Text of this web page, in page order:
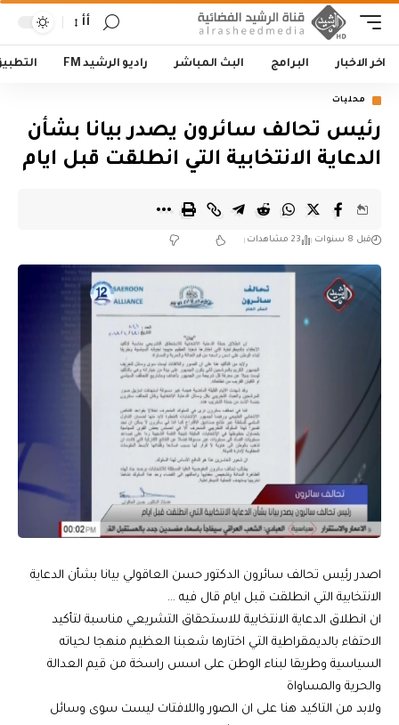
أأ
اخر الاخبار البرامج البث المباشر راديو الرشيد FM
محليات
رئيس تحالف سائرون يصدر بيانا بشأن
الدعاية الانتخابية التي انطلقت قبل ايام
قبل 8 سنوات 23 مشاهدات
اصدر رئيس تحالف سائرون الدكتور حسن العاقولي بيانا بشأن الدعاية
الانتخابية التي انطلقت قبل ايام قال فيه …
ان انطلاق الدعاية الانتخابية للاستحقاق التشريعي مناسبة لتأكيد
الاحتفاء بالديمقراطية التي اختارها شعبنا العظيم منهجا لحياته
السياسية وطريقا لبناء الوطن على اسس راسخة من قيم العدالة
والحرية والمساواة
ولابد من التاكيد هنا على ان الصور واللافتات ليست سوى وسائل